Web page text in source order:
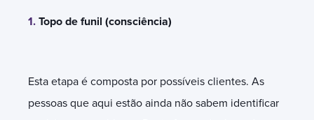
1. Topo de funil (consciência)
Esta etapa é composta por possíveis clientes. As
pessoas que aqui estão ainda não sabem identificar